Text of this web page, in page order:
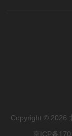
Copyright © 2026
京ICP备